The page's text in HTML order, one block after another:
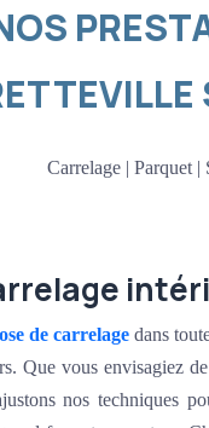
Carrelage | Parquet |
de carrelage dans
Que vous envisagiez
nos techniques